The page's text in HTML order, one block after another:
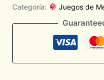
Categoría: Juegos de